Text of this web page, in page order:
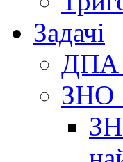
Задачі
ДПА